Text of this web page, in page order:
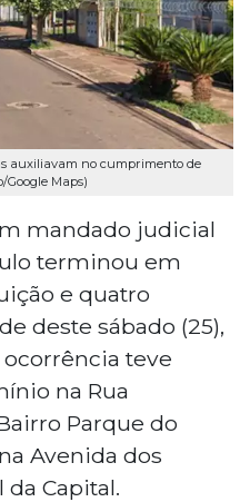
auxiliavam no cumprimento de
Google Maps)
mandado judicial
terminou em
e quatro
deste sábado (25),
teve
na Rua
Parque do
Avenida dos
da Capital.